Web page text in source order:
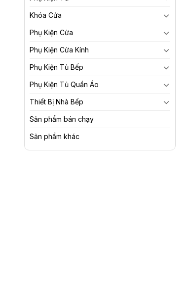
Khóa Cửa
Phụ Kiện Cửa
Phụ Kiện Cửa Kính
Phụ Kiện Tủ Bếp
Phụ Kiện Tủ Quần Áo
Thiết Bị Nhà Bếp
Sản phẩm bán chạy
Sản phẩm khác